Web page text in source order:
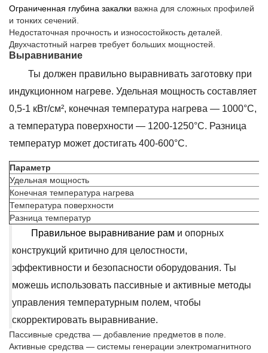
Ограниченная глубина закалки важна для сложных профилей
и тонких сечений.
Недостаточная прочность и износостойкость деталей.
Двухчастотный нагрев требует больших мощностей.
Выравнивание
Ты должен правильно выравнивать заготовку при
индукционном нагреве. Удельная мощность составляет
0,5-1 кВт/см², конечная температура нагрева — 1000°С,
а температура поверхности — 1200-1250°С. Разница
температур может достигать 400-600°С.
Параметр
Удельная мощность
Конечная температура нагрева
Температура поверхности
Разница температур
Правильное выравнивание рам и опорных
конструкций критично для целостности,
эффективности и безопасности оборудования. Ты
можешь использовать пассивные и активные методы
управления температурным полем, чтобы
скорректировать выравнивание.
Пассивные средства — добавление предметов в поле.
Активные средства — системы генерации электромагнитного